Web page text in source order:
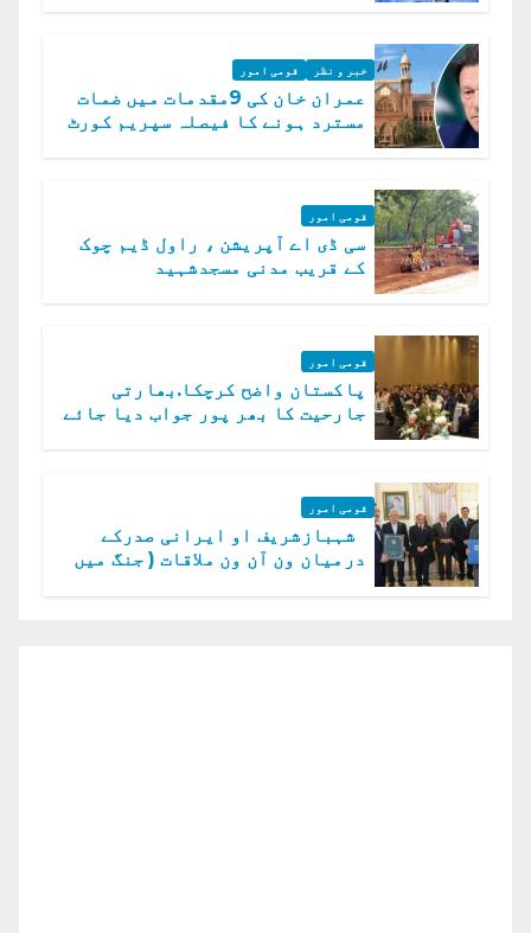
خبر و نظر قومی امور
عمران خان کی 9مقدمات میں ضمات
مسترد ہونے کا فیصلہ سپریم کورٹ
قومی امور
سی ڈی اے آپریشن ، راول ڈیم چوک
کے قریب مدنی مسجدشہید
قومی امور
پاکستان واضح کرچکا.بھارتی
جارحیت کا بھر پور جواب دیا جائے
قومی امور
شہبازشریف او ایرانی صدرکے
درمیان ون آن ون ملاقات ( جنگ میں